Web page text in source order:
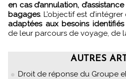
en cas d’annulation,
bagages. L’objectif est d’intégrer
adaptées aux besoins
de leur parcours de voyage, de
AUTRES
Droit de réponse du Groupe